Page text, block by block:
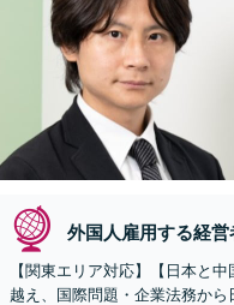
外国人雇用する経営
【関東エリア対応】【日本と
越え、国際問題・企業法務か